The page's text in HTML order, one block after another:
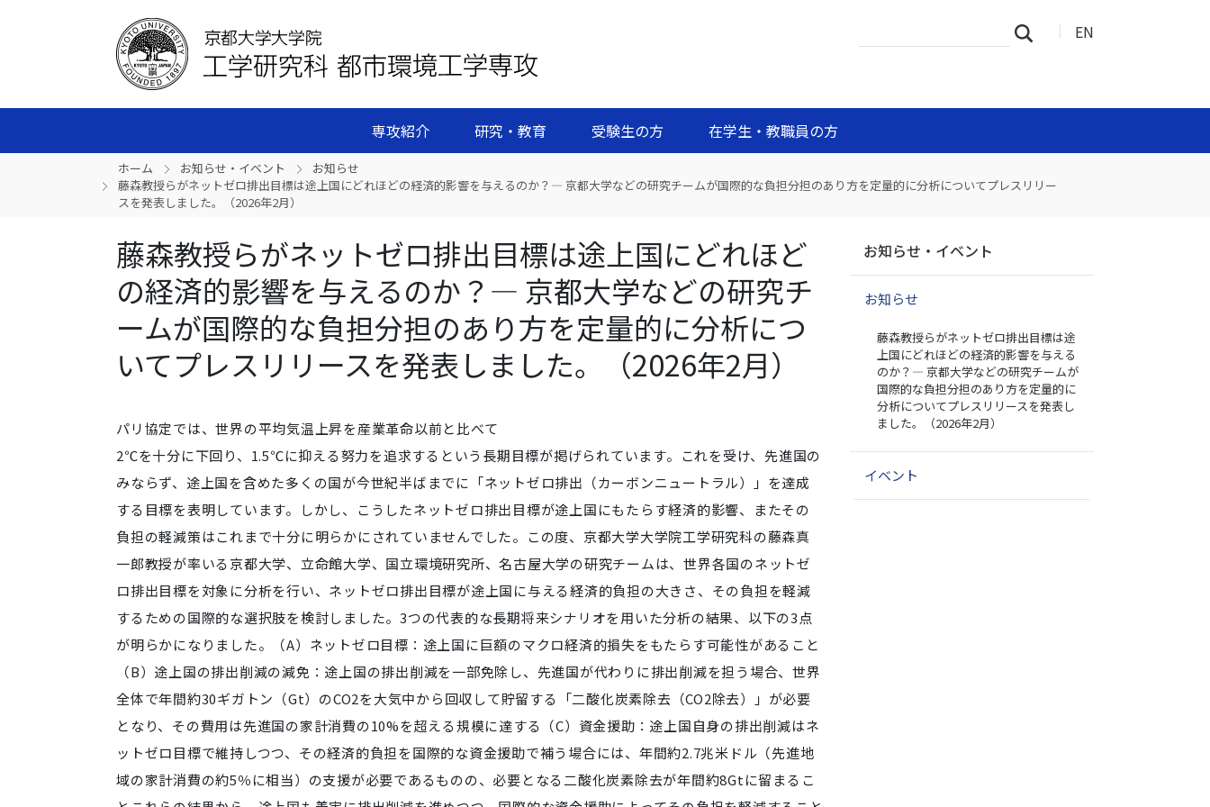
EN
専攻紹介 研究・教育 受験生の方 在学生・教職員の方
イ
細
ホーム お知らせ・イベント
お知らせ
藤森教授らがネットゼロ排出目標は途上国にどれほどの経済的影響を与えるのか？— 京都大学などの研究チームが国際的な負担分担のあり方を定量的に分析についてプレスリリー
スを発表しました。（2026年2月）
藤森教授らがネットゼロ排出目標は途上国にどれほど
の経済的影響を与えるのか？— 京都大学などの研究チ
ームが国際的な負担分担のあり方を定量的に分析につ
いてプレスリリースを発表しました。（2026年2月）
パリ協定では、世界の平均気温上昇を産業革命以前と比べて
2℃を十分に下回り、1.5℃に抑える努力を追求するという長期目標が掲げられています。これを受け、先進国の
みならず、途上国を含めた多くの国が今世紀半ばまでに「ネットゼロ排出（カーボンニュートラル）」を達成
する目標を表明しています。しかし、こう したネットゼロ排出目標が途上国にもたらす経済的影響、またその
負担の軽減策はこれまで十分に明らかにされていませんでした。 この度、京都大学大学院工学研究科の藤森真
一郎教授が率いる京都大学、立命館大学、国立環境研究所、名古屋大学の研究チームは、 世界各国のネットゼ
ロ排出目標を対象に分析を行い、ネットゼロ排出目標が途上国に与える経済的負担の大きさ、その負担を軽減
するための国際的な選択肢を検討しました。3つの代表的な長期将来シナリオを用いた分析の結果、以下の3点
が明らかになりました。（A）ネットゼロ目標：途上国に巨額のマクロ経済的損失をもたらす可能性があること
（B）途上国の排出削減の減免： 途上国の排出削減を一部免除し、先進国が代わりに排出削減を担う 場合、世界
全体で年間約30ギガトン（Gt）のCO2を大気中から回収して貯留する「二酸化炭素除去（CO2除去）」 が必要
となり、その費用は先進国の家計消費の10%を超える規模に達する（C）資金援助： 途上国自身の排出削減はネ
ットゼロ目標で維持しつつ、その経済的負担を国際的な資金援助で補う場合には、年間約2.7兆米ドル（先進地
域の家計消費の約5％に相当）の支援が必要であるものの、 必要となる二酸化炭素除去が年間約8Gtに留まるこ
ゲ
お知らせ・イベント
お知らせ
藤森教授らがネットゼロ排出目標は途
上国にどれほどの経済的影響を与える
のか？— 京都大学などの研究チームが
国際的な負担分担のあり方を定量的に
分析についてプレスリリースを発表し
ました。（2026年2月）
イベント